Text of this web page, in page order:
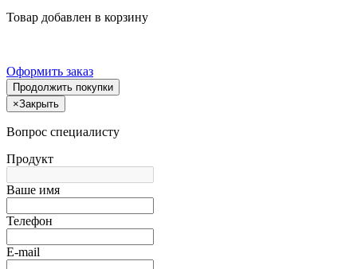
Товар добавлен в корзину
Оформить заказ
Продолжить покупки
×Закрыть
Вопрос специалисту
Продукт
Ваше имя
Телефон
E-mail